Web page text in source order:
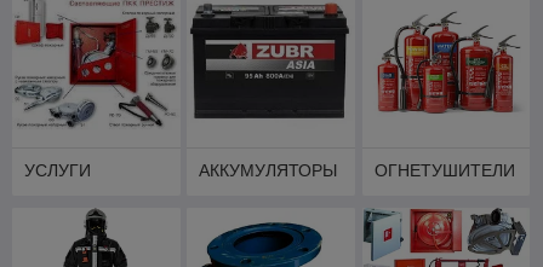
УСЛУГИ АККУМУЛЯТОРЫ ОГНЕТУШИТЕЛИ